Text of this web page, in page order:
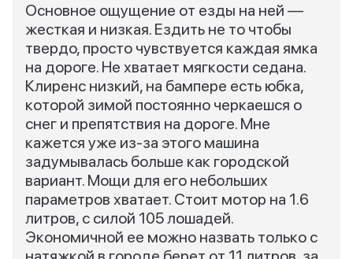
Основное ощущение от езды на ней —
жесткая и низкая. Ездить не то чтобы
твердо, просто чувствуется каждая ямка
на дороге. Не хватает мягкости седана.
Клиренс низкий, на бампере есть юбка,
которой зимой постоянно черкаешся о
снег и препятствия на дороге. Мне
кажется уже из-за этого машина
задумывалась больше как городской
вариант. Мощи для его небольших
параметров хватает. Стоит мотор на 1.6
литров, с силой 105 лошадей.
Экономичной ее можно назвать только с